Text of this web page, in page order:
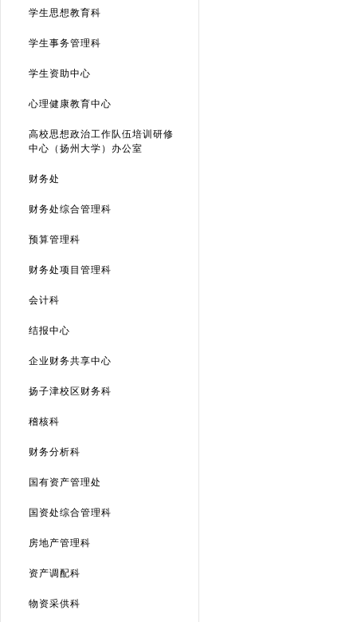
学生思想教育科
学生事务管理科
学生资助中心
心理健康教育中心
高校思想政治工作队伍培训研修
中心（扬州大学）办公室
财务处
财务处综合管理科
预算管理科
财务处项目管理科
会计科
结报中心
企业财务共享中心
扬子津校区财务科
稽核科
财务分析科
国有资产管理处
国资处综合管理科
房地产管理科
资产调配科
物资采供科